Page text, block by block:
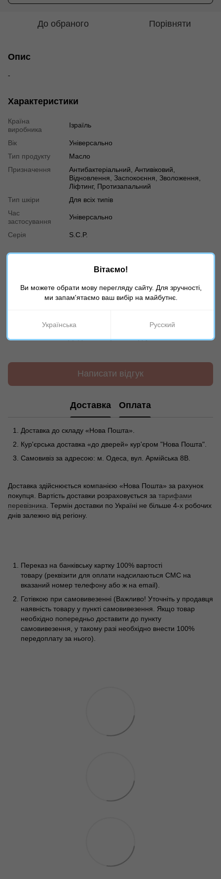
До обраного Порівняти
Опис
-
Характеристики
Країна
виробника
Ізраїль
Вік
Універсально
Тип продукту
Масло
Призначення
Антибактеріальний, Антивіковий,
Відновлення, Заспокоєння, Зволоження,
Ліфтинг, Протизапальний
Тип шкіри
Для всіх типів
Час
застосування
Універсально
Серія S.C.P.
Написати відгук
Доставка Оплата
Доставка до складу «Нова Пошта».
Кур'єрська доставка «до дверей» кур'єром "Нова Пошта".
Самовивіз за адресою: м. Одеса, вул. Армійська 8В.
Доставка здійснюється компанією «Нова Пошта» за рахунок
покупця. Вартість доставки розраховується за тарифами
перевізника . Термін доставки по Україні не більше 4-х робочих
днів залежно від регіону.
Переказ на банківську картку 100% вартості
товару (реквізити для оплати надсилаються СМС на
вказаний номер телефону або ж на email).
Готівкою при самовивезенні (Важливо! Уточніть у продавця
наявність товару у пункті самовивезення. Якщо товар
необхідно попередньо доставити до пункту
самовивезення, у такому разі необхідно внести 100%
передоплату за нього).
Вітаємо!
Ви можете обрати мову перегляду сайту. Для зручності,
ми запам'ятаємо ваш вибір на майбутнє.
Українська Русский